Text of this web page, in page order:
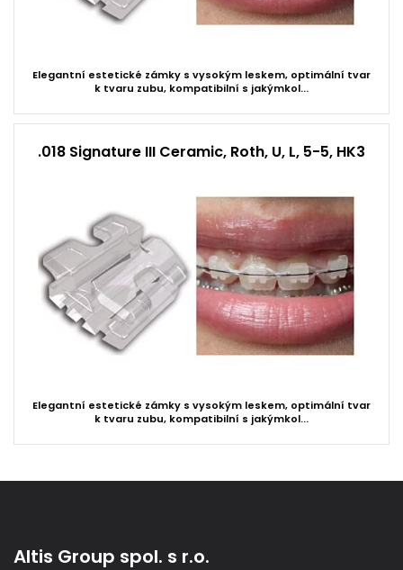
Elegantní estetické zámky s vysokým leskem, optimální tvar
k tvaru zubu, kompatibilní s jakýmkol...
.018 Signature III Ceramic, Roth, U, L, 5-5, HK3
Elegantní estetické zámky s vysokým leskem, optimální tvar
k tvaru zubu, kompatibilní s jakýmkol...
Altis Group spol. s r.o.